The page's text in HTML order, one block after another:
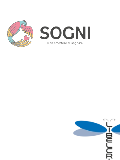
Skip to main content